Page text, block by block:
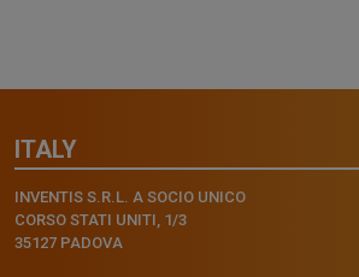
ITALY
INVENTIS S.R.L. A SOCIO UNICO
CORSO STATI UNITI, 1/3
35127 PADOVA